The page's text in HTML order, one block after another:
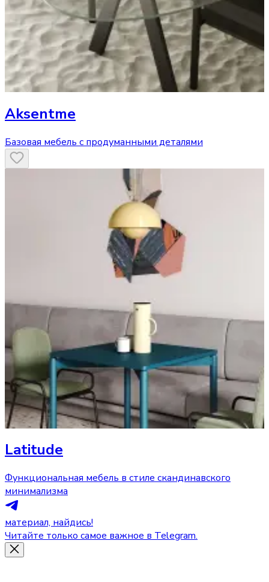
Aksentme
Базовая мебель с продуманными деталями
Latitude
Функциональная мебель в стиле скандинавского
минимализма
материал, найдись!
Читайте только самое важное в Telegram.